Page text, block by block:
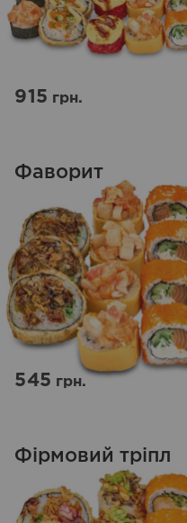
915грн.
Фаворит
545грн.
Фірмовий тріпл